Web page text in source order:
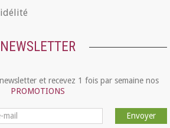
NEWSLETTER
et recevez 1 fois par semaine nos
PROMOTIONS
Envoyer